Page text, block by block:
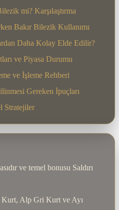
mi? Karşılaştırma
Bakır Bilezik Kullanımı
Daha Kolay Elde Edilir?
ve Piyasa Durumu
ve İşleme Rehberi
Gereken İpuçları
Stratejiler
ve temel bonusu Saldırı
Alp Gri Kurt ve Ayı